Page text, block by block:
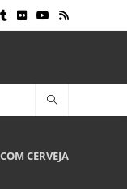
CERVEJA